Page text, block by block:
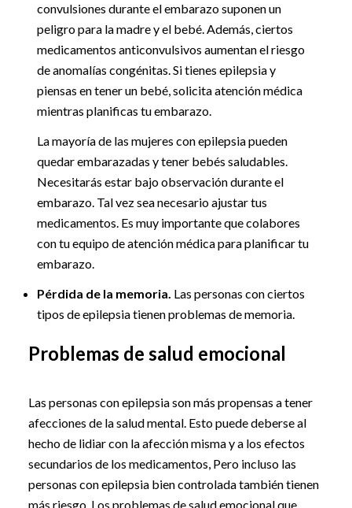
convulsiones durante el embarazo suponen un
peligro para la madre y el bebé. Además, ciertos
medicamentos anticonvulsivos aumentan el riesgo
de anomalías congénitas. Si tienes epilepsia y
piensas en tener un bebé, solicita atención médica
mientras planificas tu embarazo.
La mayoría de las mujeres con epilepsia pueden
quedar embarazadas y tener bebés saludables.
Necesitarás estar bajo observación durante el
embarazo. Tal vez sea necesario ajustar tus
medicamentos. Es muy importante que colabores
con tu equipo de atención médica para planificar tu
embarazo.
Pérdida de la memoria. Las personas con ciertos
tipos de epilepsia tienen problemas de memoria.
Problemas de salud emocional
Las personas con epilepsia son más propensas a tener
afecciones de la salud mental. Esto puede deberse al
hecho de lidiar con la afección misma y a los efectos
secundarios de los medicamentos, Pero incluso las
personas con epilepsia bien controlada también tienen
más riesgo. Los problemas de salud emocional que